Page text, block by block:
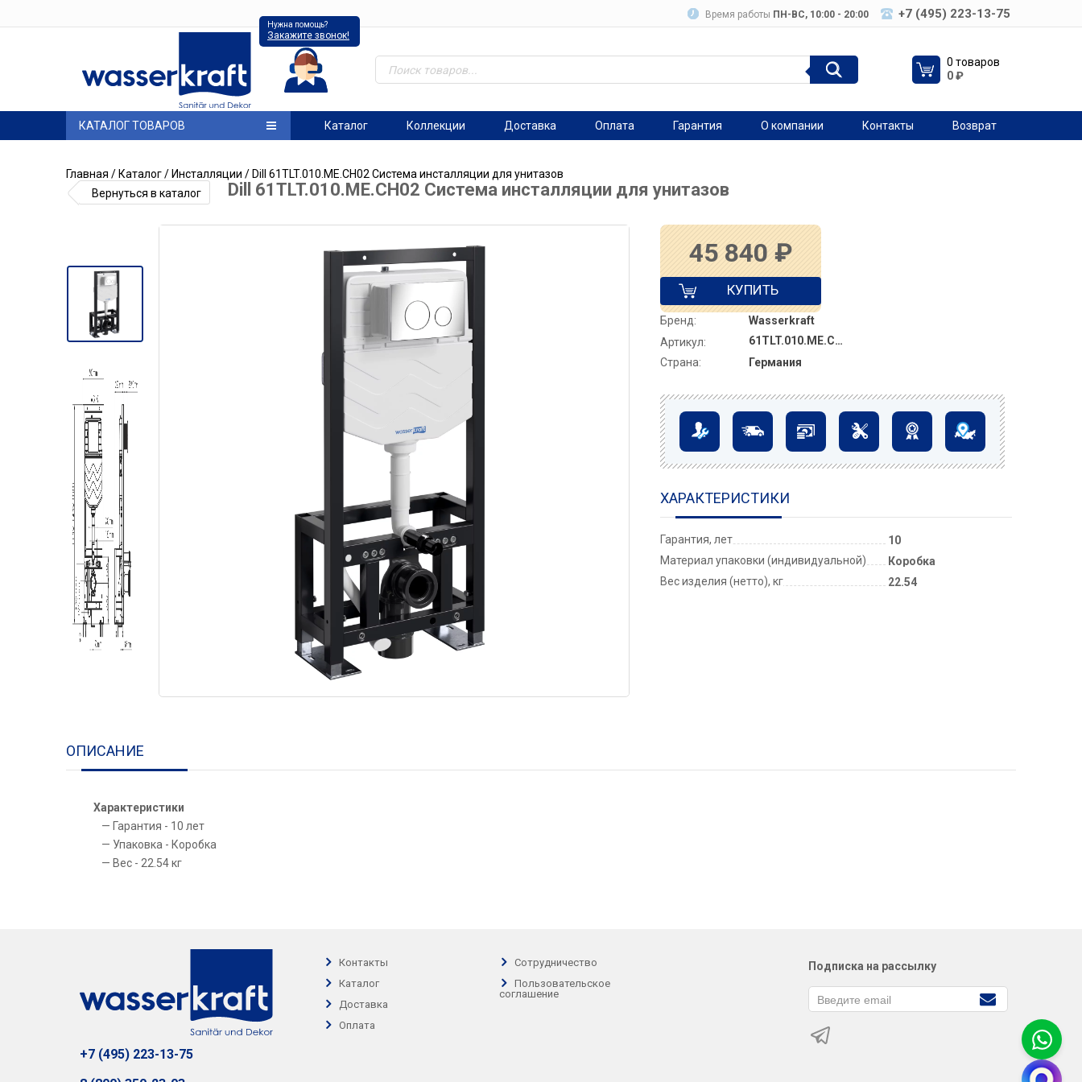
Время работы ПН-ВC, 10:00 - 20:00 +7 (495) 223-13-75
Нужна помощь?
Закажите звонок!
0 товаров
0₽
КАТАЛОГ ТОВАРОВ Каталог Коллекции Доставка Оплата Гарантия О компании Контакты Возврат
Главная / Каталог/ Инсталляции / Dill 61TLT.010.ME.CH02 Система инсталляции для унитазов
Вернуться в каталог
Dill 61TLT.010.ME.CH02 Система инсталляции для унитазов
45 840 ₽
КУПИТЬ
Бренд:
Wasserkraft
Артикул:
61TLT.010.ME.CH02
Страна:
Германия
ХАРАКТЕРИСТИКИ
Гарантия, лет
10
Материал упаковки (индивидуальной)
Коробка
Вес изделия (нетто), кг
22.54
ОПИСАНИЕ
Характеристики
Гарантия - 10 лет
Упаковка - Коробка
Вес - 22.54 кг
+7 (495) 223-13-75
Контакты
Каталог
Доставка
Оплата
Сотрудничество
Пользовательское
соглашение
Подписка на рассылку